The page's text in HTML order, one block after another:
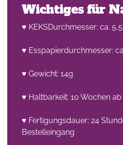
Wichtiges für
♥ KEKSDurchmesser: ca.
♥ Esspapierdurchmesser:
♥ Gewicht: 14g
♥ Haltbarkeit: 10 Wochen
♥ Fertigungsdauer: 24
Bestelleingang